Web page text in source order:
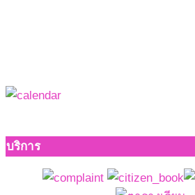
บริการ